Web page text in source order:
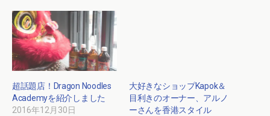
超話題店！Dragon Noodles
Academyを紹介しました
2016年12月30日
大好きなショップKapok＆
目利きのオーナー、アルノ
ーさんを香港スタイル